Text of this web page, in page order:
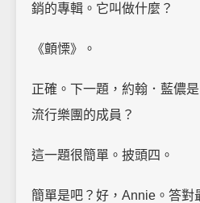
銷的專輯。它叫做什麼？
《顫慄》。
正確。下一題，約翰．藍儂
流行樂團的成員？
這一題很簡單。披頭四。
簡單是吧？好，Annie。答對